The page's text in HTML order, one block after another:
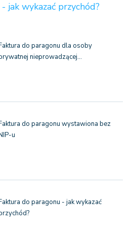
jak wykazać przychód?
do paragonu dla osoby
nieprowadzącej…
do paragonu wystawiona bez
u
do paragonu - jak wykazać